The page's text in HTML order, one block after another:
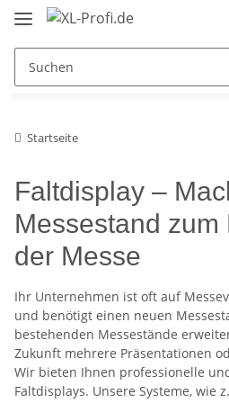
Startseite
Faltdisplay –
Messestand zum
der Messe
Ihr Unternehmen ist oft auf
und benötigt einen neuen
bestehenden Messestände
Zukunft mehrere Präsentationen
Wir bieten Ihnen professionelle
Faltdisplays. Unsere Systeme, wie